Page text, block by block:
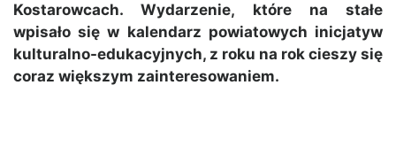
Kostarowcach. Wydarzenie, które na stałe
wpisało się w kalendarz powiatowych inicjatyw
kulturalno-edukacyjnych, z roku na rok cieszy się
coraz większym zainteresowaniem.